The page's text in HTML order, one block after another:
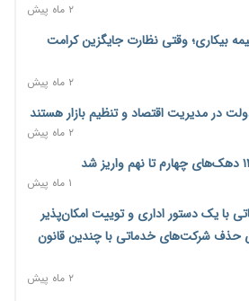
بلاگرهای پردرآمد مشمول پرداخت
پیش‌بینی افزایش تولید برنج؛ نیاز وارداتی کشور به ۵۰۰ هزار تن
۲ روز پیش
تمدید ورود موقت کالا و خودرو تا
۲ روز پیش
۲ ماه پیش
بیکاری؛ وقتی نظارت جایگزین کرامت
۲ ماه پیش
در مدیریت اقتصاد و تنظیم بازار هستند
۲ ماه پیش
۱ ماه پیش
یک دستور اداری و توییت امکان‌پذیر
شرکت‌های خدماتی با چندین قانون
۲ ماه پیش